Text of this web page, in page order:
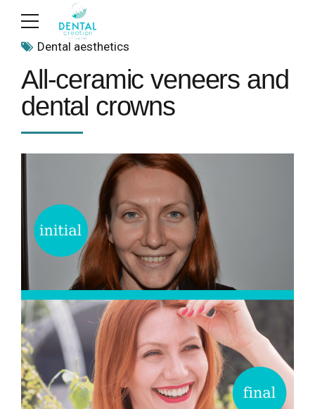
Dental aesthetics
All-ceramic veneers and
dental crowns